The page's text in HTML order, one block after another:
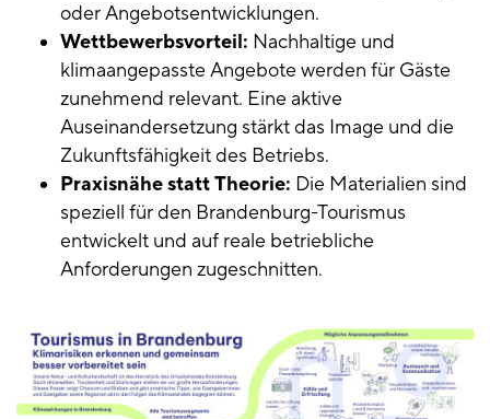
oder Angebotsentwicklungen.
Wettbewerbsvorteil: Nachhaltige und
klimaangepasste Angebote werden für Gäste
zunehmend relevant. Eine aktive
Auseinandersetzung stärkt das Image und die
Zukunftsfähigkeit des Betriebs.
Praxisnähe statt Theorie: Die Materialien sind
speziell für den Brandenburg-Tourismus
entwickelt und auf reale betriebliche
Anforderungen zugeschnitten.